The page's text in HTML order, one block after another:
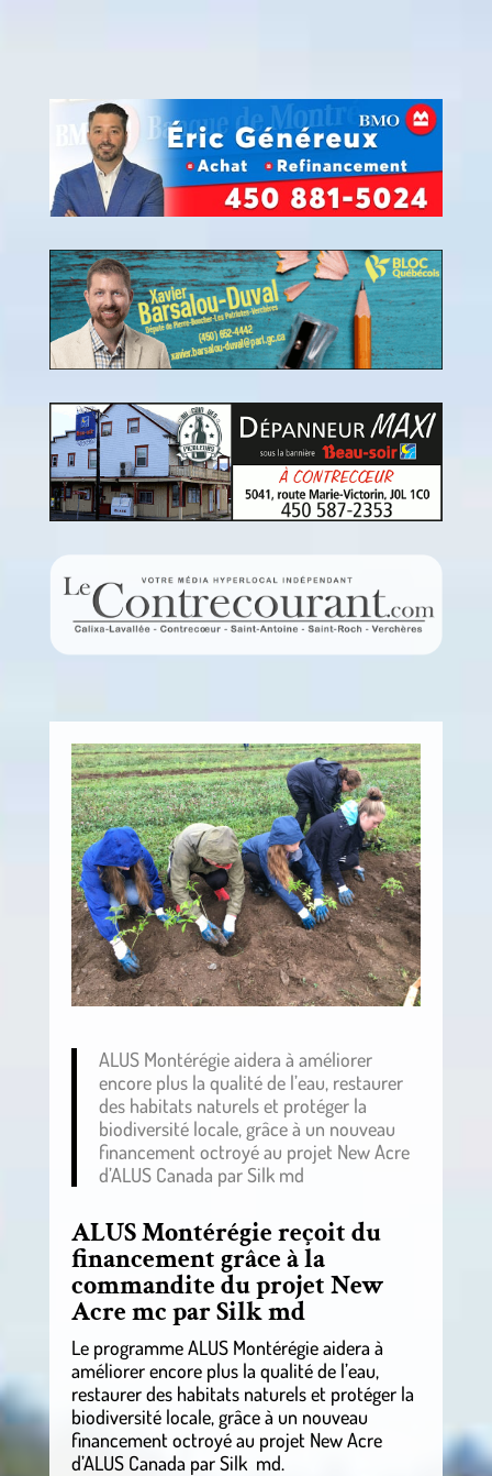
ALUS Montérégie aidera à améliorer
encore plus la qualité de l’eau, restaurer
des habitats naturels et protéger la
biodiversité locale, grâce à un nouveau
financement octroyé au projet New Acre
d’ALUS Canada par Silk md
ALUS Montérégie reçoit du
financement grâce à la
commandite du projet New
Acre mc par Silk md
Le programme ALUS Montérégie aidera à
améliorer encore plus la qualité de l’eau,
restaurer des habitats naturels et protéger la
biodiversité locale, grâce à un nouveau
financement octroyé au projet New Acre
d’ALUS Canada par Silk md.